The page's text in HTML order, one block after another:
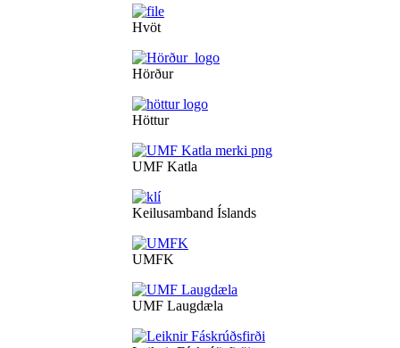
Hvöt
Hörður
Höttur
UMF Katla
Keilusamband Íslands
UMFK
UMF Laugdæla